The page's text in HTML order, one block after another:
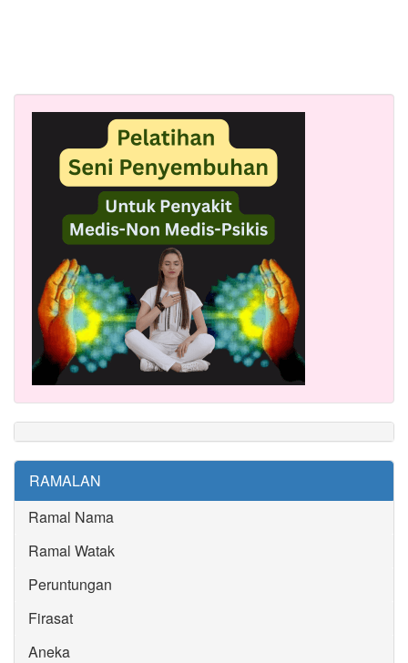
RAMALAN
Ramal Nama
Ramal Watak
Peruntungan
Firasat
Aneka